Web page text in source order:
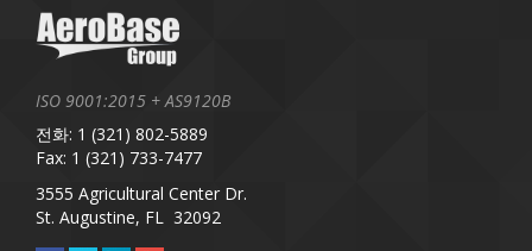
ISO 9001:2015 + AS9120B
전화: 1 (321) 802-5889
Fax: 1 (321) 733-7477
3555 Agricultural Center Dr.
St. Augustine, FL 32092